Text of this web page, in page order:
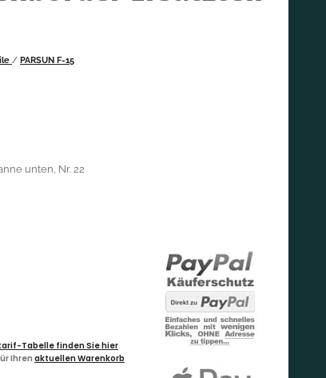
/ PARSUN F-15
unten, Nr. 22
Tabelle finden Sie hier.
Ihrenaktuellen Warenkorb